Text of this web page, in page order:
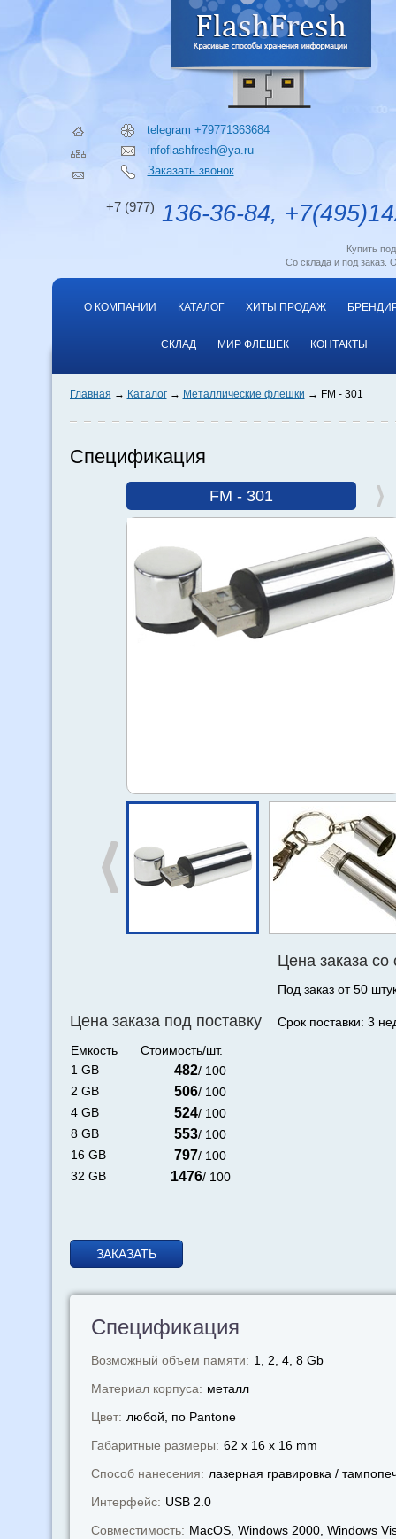
telegram +79771363684
infoflashfresh@ya.ru
Заказать звонок
+7 (977) 136-36-84,
Купить
Со склада и под заказ.
О КОМПАНИИ КАТАЛОГ ХИТЫ ПРОДАЖ
СКЛАД МИР ФЛЕШЕК КОНТАКТЫ
Главная Каталог Металлические флешки FM - 301
Спецификация
FM - 301
Цена заказа под поставку
Емкость
Стоимость/шт.
1 GB
482/ 100
2 GB
506/ 100
4 GB
524/ 100
8 GB
553/ 100
16 GB
797/ 100
32 GB
1476/ 100
Цена заказа со
Под заказ от 50
Срок поставки: 3
ЗАКАЗАТЬ
Спецификация
Возможный объем памяти: 1, 2, 4, 8 Gb
Материал корпуса: металл
Цвет: любой, по Pantone
Габаритные размеры: 62 x 16 x 16 mm
Способ нанесения: лазерная гравировка /
Интерфейс: USB 2.0
Совместимость: MacOS, Windows 2000, Windows